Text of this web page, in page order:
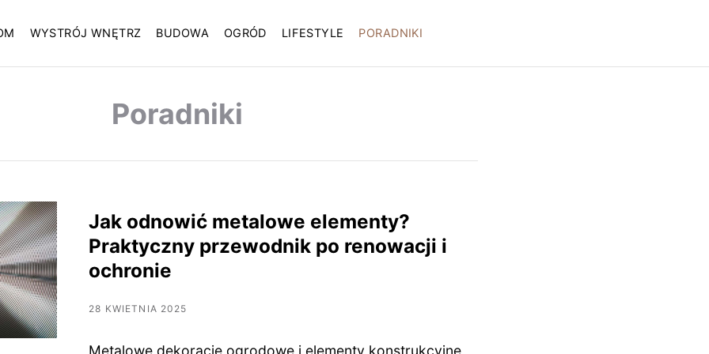
WYSTRÓJ WNĘTRZ BUDOWA OGRÓD LIFESTYLE PORADNIKI
Poradniki
Jak odnowić metalowe elementy?
Praktyczny przewodnik po renowacji i
ochronie
28 KWIETNIA 2025
Metalowe dekoracje ogrodowe i elementy konstrukcyjne